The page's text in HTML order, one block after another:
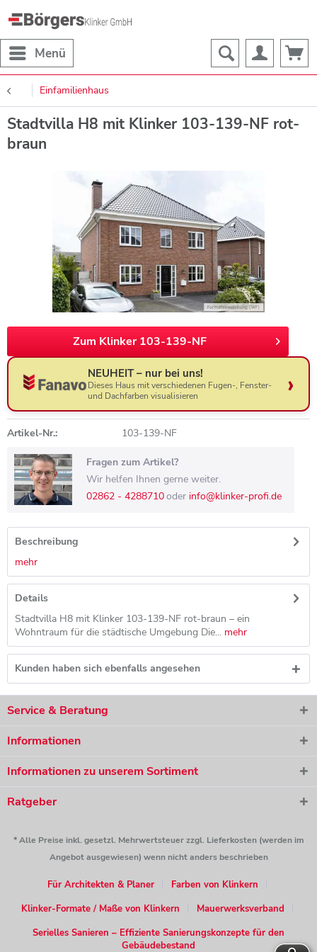
Menü
Einfamilienhaus
Stadtvilla H8 mit Klinker 103-139-NF rot-
braun
Zum Klinker 103-139-NF
NEUHEIT – nur bei uns!
Dieses Haus mit verschiedenen Fugen-, Fenster-
und Dachfarben visualisieren
Artikel-Nr.: 103-139-NF
Fragen zum Artikel?
Wir helfen Ihnen gerne weiter.
02862 - 4288710oder info@klinker-profi.de
Beschreibung
mehr
Details
Stadtvilla H8 mit Klinker 103-139-NF rot-braun – ein
Wohntraum für die städtische Umgebung Die... mehr
Kunden haben sich ebenfalls angesehen
Service & Beratung
Informationen
Informationen zu unserem Sortiment
Ratgeber
* Alle Preise inkl. gesetzl. Mehrwertsteuer zzgl. Lieferkosten (werden im
Angebot ausgewiesen) wenn nicht anders beschrieben
Für Architekten & Planer
Farben von Klinkern
Klinker-Formate / Maße von Klinkern
Mauerwerksverband
Serielles Sanieren – Effiziente Sanierungskonzepte für den
Gebäudebestand